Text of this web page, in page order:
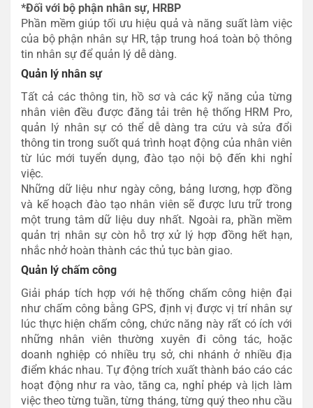
*Đối với bộ phận nhân sự, HRBP
Phần mềm giúp tối ưu hiệu quả và năng suất làm việc
của bộ phận nhân sự HR, tập trung hoá toàn bộ thông
tin nhân sự để quản lý dễ dàng.
Quản lý nhân sự
Tất cả các thông tin, hồ sơ và các kỹ năng của từng
nhân viên đều được đăng tải trên hệ thống HRM Pro,
quản lý nhân sự có thể dễ dàng tra cứu và sửa đổi
thông tin trong suốt quá trình hoạt động của nhân viên
từ lúc mới tuyển dụng, đào tạo nội bộ đến khi nghỉ
việc.
Những dữ liệu như ngày công, bảng lương, hợp đồng
và kế hoạch đào tạo nhân viên sẽ được lưu trữ trong
một trung tâm dữ liệu duy nhất. Ngoài ra, phần mềm
quản trị nhân sự còn hỗ trợ xử lý hợp đồng hết hạn,
nhắc nhở hoàn thành các thủ tục bàn giao.
Quản lý chấm công
Giải pháp tích hợp với hệ thống chấm công hiện đại
như chấm công bằng GPS, định vị được vị trí nhân sự
lúc thực hiện chấm công, chức năng này rất có ích với
những nhân viên thường xuyên đi công tác, hoặc
doanh nghiệp có nhiều trụ sở, chi nhánh ở nhiều địa
điểm khác nhau. Tự động trích xuất thành báo cáo các
hoạt động như ra vào, tăng ca, nghỉ phép và lịch làm
việc theo từng tuần, từng tháng, từng quý theo nhu cầu